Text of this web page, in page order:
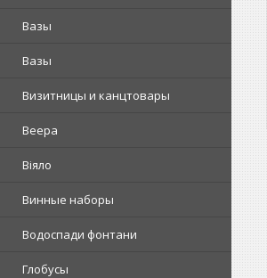
Вазы
Вазы
Визитницы и канцтовары
Веера
Віяло
Винные наборы
Водоспади фонтани
Глобусы